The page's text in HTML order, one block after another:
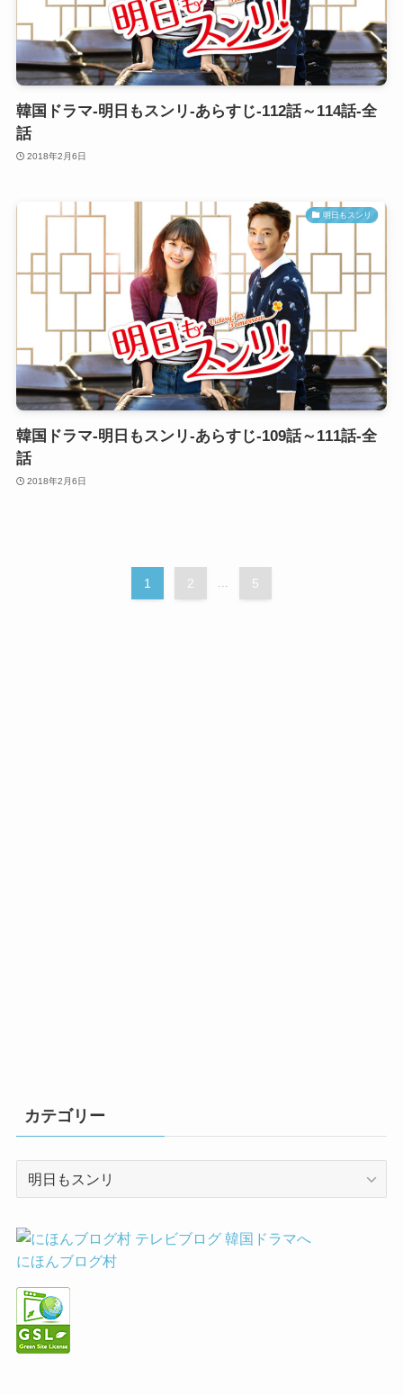
韓国ドラマ-明日もスンリ-あらすじ-112話～114話-全
話
2018年2月6日
明日もスンリ
韓国ドラマ-明日もスンリ-あらすじ-109話～111話-全
話
2018年2月6日
1 2 5
カテゴリー
カ
リ
ー
にほんブログ村